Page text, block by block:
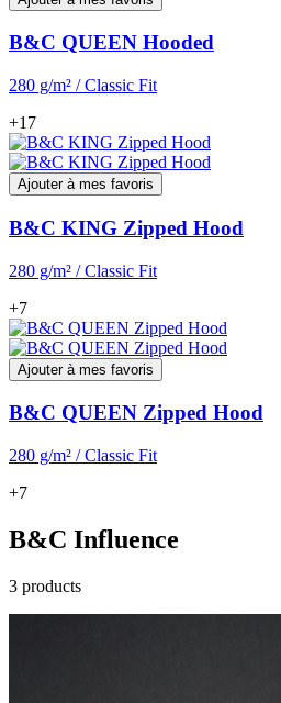
B&C QUEEN Hooded
280 g/m² / Classic Fit
+17
Ajouter à mes favoris
B&C KING Zipped Hood
280 g/m² / Classic Fit
+7
Ajouter à mes favoris
B&C QUEEN Zipped Hood
280 g/m² / Classic Fit
+7
B&C Influence
3 products